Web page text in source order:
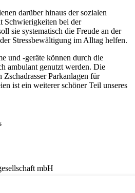
darüber hinaus der sozialen
Schwierigkeiten bei der
sie systematisch die Freude an der
Stressbewältigung im Alltag helfen.
und -geräte können durch die
ambulant genutzt werden. Die
Parkanlagen für
ist ein weiterer schöner Teil unseres
mbH